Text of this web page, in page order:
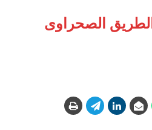
الصحراوى